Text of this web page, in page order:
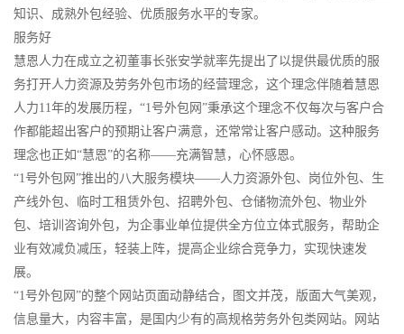
知识、成熟外包经验、优质服务水平的专家。
服务好
慧恩人力在成立之初董事长张安学就率先提出了以提供最优质的服
务打开人力资源及劳务外包市场的经营理念，这个理念伴随着慧恩
人力11年的发展历程，“1号外包网”秉承这个理念不仅每次与客户合
作都能超出客户的预期让客户满意，还常常让客户感动。这种服务
理念也正如“慧恩”的名称——充满智慧，心怀感恩。
“1号外包网”推出的八大服务模块——人力资源外包、岗位外包、生
产线外包、临时工租赁外包、招聘外包、仓储物流外包、物业外
包、培训咨询外包，为企事业单位提供全方位立体式服务，帮助企
业有效减负减压，轻装上阵，提高企业综合竞争力，实现快速发
展。
“1号外包网”的整个网站页面动静结合，图文并茂，版面大气美观，
信息量大，内容丰富，是国内少有的高规格劳务外包类网站。网站